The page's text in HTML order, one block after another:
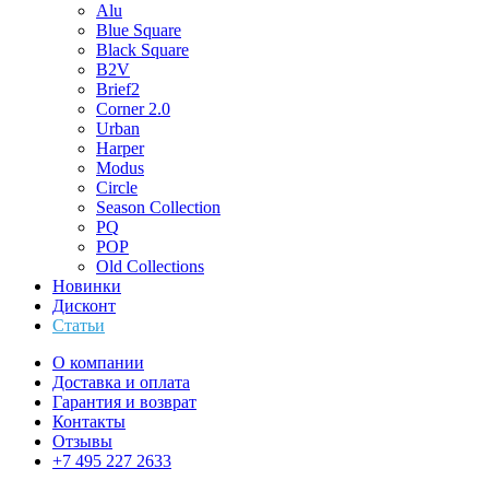
Alu
Blue Square
Black Square
B2V
Brief2
Corner 2.0
Urban
Harper
Modus
Circle
Season Collection
PQ
POP
Old Collections
Новинки
Дисконт
Статьи
О компании
Доставка и оплата
Гарантия и возврат
Контакты
Отзывы
+7 495 227 2633